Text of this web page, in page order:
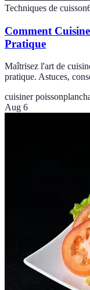
Techniques de cuisson
Comment
Pratique
Maîtrisez l'art de
pratique. Astuces,
cuisiner poisson
Aug 6